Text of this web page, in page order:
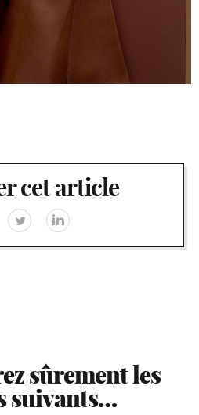
cet article
sûrement les
suivants…